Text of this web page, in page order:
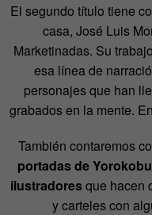
El segundo título tiene
casa, José Luis
Marketinadas. Su
esa línea de
personajes que han
grabados en la mente.
También contaremos
portadas de
ilustradoresque hacen
y carteles con